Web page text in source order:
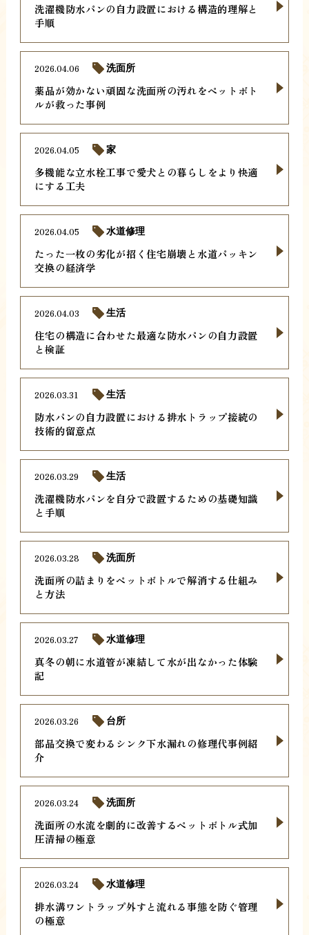
洗濯機防水パンの自力設置における構造的理解と
手順
薬品が効かない頑固な洗面所の汚れをペットボト
ルが救った事例
2026.04.06 洗面所
多機能な立水栓工事で愛犬との暮らしをより快適
にする工夫
2026.04.05 家
たった一枚の劣化が招く住宅崩壊と水道パッキン
交換の経済学
2026.04.05 水道修理
住宅の構造に合わせた最適な防水パンの自力設置
と検証
2026.04.03 生活
防水パンの自力設置における排水トラップ接続の
技術的留意点
2026.03.31 生活
洗濯機防水パンを自分で設置するための基礎知識
と手順
2026.03.29 生活
洗面所の詰まりをペットボトルで解消する仕組み
と方法
2026.03.28 洗面所
真冬の朝に水道管が凍結して水が出なかった体験
記
2026.03.27 水道修理
部品交換で変わるシンク下水漏れの修理代事例紹
介
2026.03.26 台所
洗面所の水流を劇的に改善するペットボトル式加
圧清掃の極意
2026.03.24 洗面所
排水溝ワントラップ外すと流れる事態を防ぐ管理
の極意
2026.03.24 水道修理